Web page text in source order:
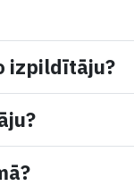
izpildītāju?